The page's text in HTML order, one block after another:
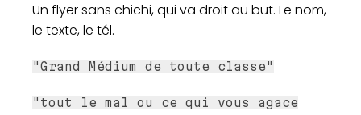
Un flyer sans chichi, qui va droit au but. Le nom,
le texte, le tél.
"Grand Médium de toute classe"
"tout le mal ou ce qui vous agace